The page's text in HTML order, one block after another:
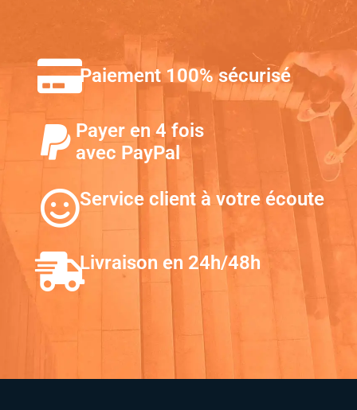
Paiement 100% sécurisé
Payer en 4 fois
avec PayPal
Service client à votre écoute
Livraison en 24h/48h